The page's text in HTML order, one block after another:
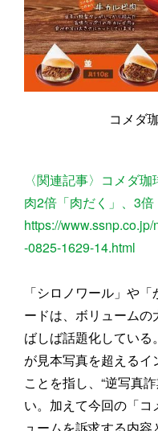
コメダ
〈関連記事〉コメダ
肉2倍「肉だく」、3
https://
-0825-1629-14.html
「シロノワール」や
ードは、ボリューム
ばしば話題化してい
が見本写真を超えるイ
ことを指し、“逆写真
い。加えて今回の「コ
ュームを訴求する内